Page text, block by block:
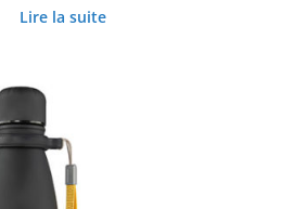
Lire la suite